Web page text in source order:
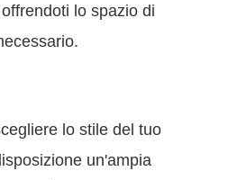
lo spazio di
lo stile del tuo
un'ampia